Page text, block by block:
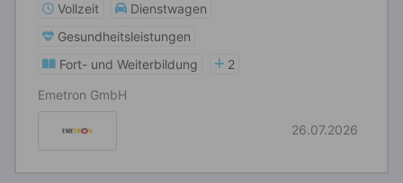
Vollzeit
Dienstwagen
Gesundheitsleistungen
Fort- und Weiterbildung
2
Emetron GmbH
26.07.2026